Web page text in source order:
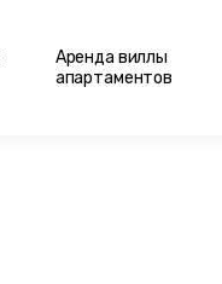
Аренда виллы
апартаментов